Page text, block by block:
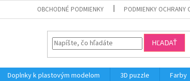
OBCHODNÉ PODMIENKY PODMIENKY OCHRANY
HĽADAŤ
Doplnky k plastovým modelom 3D puzzle Farby